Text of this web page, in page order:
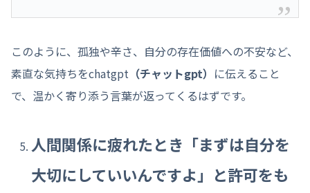
このように、孤独や辛さ、自分の存在価値への不安など、
素直な気持ちをchatgpt （チャットgpt） に伝えること
で、温かく寄り添う言葉が返ってくるはずです。
人間関係に疲れたとき「まずは自分を
大切にしていいんですよ」と許可をも